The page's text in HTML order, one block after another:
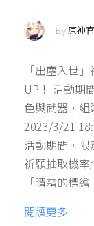
By原神
「出塵入世
UP！ 活動期
色與武器，
2023/3/21
活動期間，
祈願抽取機
「晴霜的標
閱讀更多